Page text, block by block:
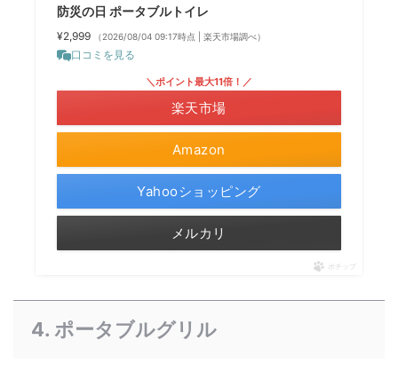
防災の日 ポータブルトイレ
¥2,999 （2026/08/04 09:17時点 | 楽天市場調べ）
口コミを見る
Amazon
＼ポイント最大11倍！／
楽天市場
Yahooショッピング
メルカリ
ポチップ
4. ポータブルグリル